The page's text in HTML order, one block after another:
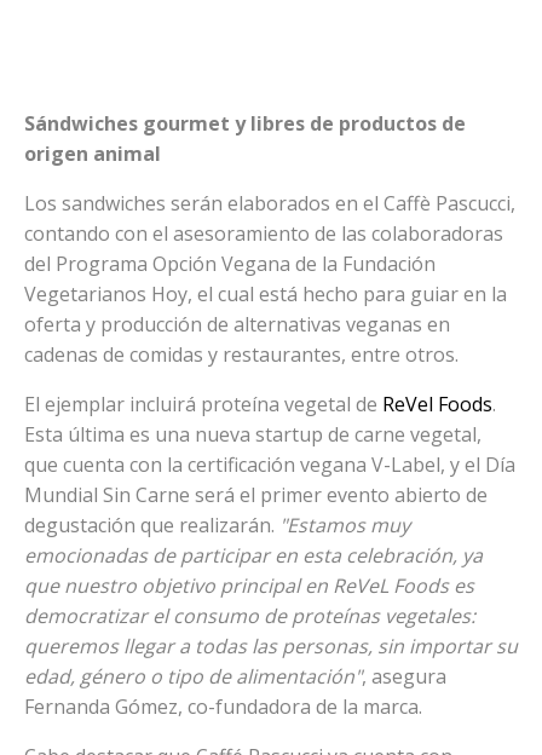
Sándwiches gourmet y libres de productos de
origen animal
Los sandwiches serán elaborados en el Caffè Pascucci,
contando con el asesoramiento de las colaboradoras
del Programa Opción Vegana de la Fundación
Vegetarianos Hoy, el cual está hecho para guiar en la
oferta y producción de alternativas veganas en
cadenas de comidas y restaurantes, entre otros.
El ejemplar incluirá proteína vegetal de ReVel Foods.
Esta última es una nueva startup de carne vegetal,
que cuenta con la certificación vegana V-Label, y el Día
Mundial Sin Carne será el primer evento abierto de
degustación que realizarán. "Estamos muy
emocionadas de participar en esta celebración, ya
que nuestro objetivo principal en ReVeL Foods es
democratizar el consumo de proteínas vegetales:
queremos llegar a todas las personas, sin importar su
edad, género o tipo de alimentación", asegura
Fernanda Gómez, co-fundadora de la marca.